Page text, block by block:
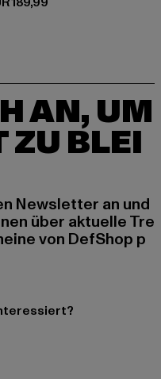
AN, UM
ZU BLEI
Newsletter an und
über aktuelle Tre
von DefShop p